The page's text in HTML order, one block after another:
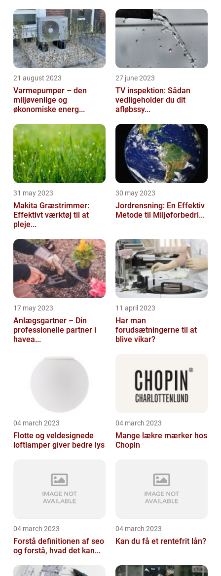
21 august 2023
Varmepumper – den
miljøvenlige og
økonomiske energ...
27 june 2023
TV inspektion: Sådan
vedligeholder du dit
afløbssy...
31 may 2023
Makita Græstrimmer:
Effektivt værktøj til at
pleje...
30 may 2023
Jordrensning: En Effektiv
Metode til Miljøforbedri...
17 may 2023
Anlægsgartner – Din
professionelle partner i
havea...
11 april 2023
Har man
forudsætningerne til at
blive vikar?
04 march 2023
Flotte og veldesignede
loftlamper giver bedre lys
04 march 2023
Mange lækre mærker hos
Chopin
04 march 2023
Forstå definitionen af seo
og forstå, hvad det kan...
04 march 2023
Kan du få et rentefrit lån?